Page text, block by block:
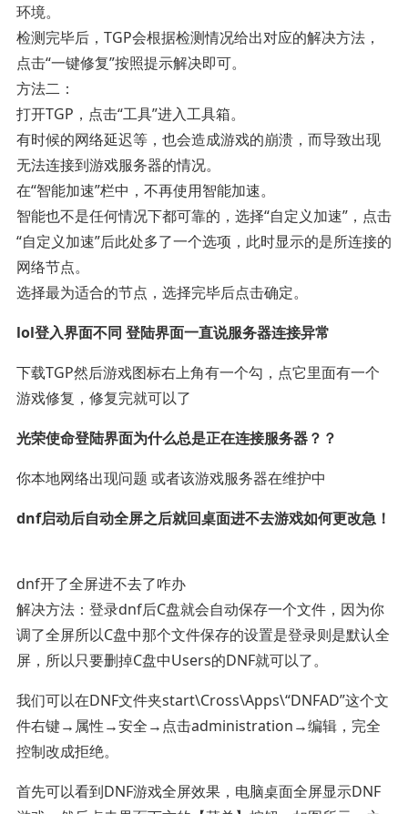
环境。
检测完毕后，TGP会根据检测情况给出对应的解决方法，
点击“一键修复”按照提示解决即可。
方法二：
打开TGP，点击“工具”进入工具箱。
有时候的网络延迟等，也会造成游戏的崩溃，而导致出现
无法连接到游戏服务器的情况。
在“智能加速”栏中，不再使用智能加速。
智能也不是任何情况下都可靠的，选择“自定义加速”，点击
“自定义加速”后此处多了一个选项，此时显示的是所连接的
网络节点。
选择最为适合的节点，选择完毕后点击确定。
lol登入界面不同 登陆界面一直说服务器连接异常
下载TGP然后游戏图标右上角有一个勾，点它里面有一个
游戏修复，修复完就可以了
光荣使命登陆界面为什么总是正在连接服务器？？
你本地网络出现问题 或者该游戏服务器在维护中
dnf启动后自动全屏之后就回桌面进不去游戏如何更改急！
dnf开了全屏进不去了咋办
解决方法：登录dnf后C盘就会自动保存一个文件，因为你
调了全屏所以C盘中那个文件保存的设置是登录则是默认全
屏，所以只要删掉C盘中Users的DNF就可以了。
我们可以在DNF文件夹start\Cross\Apps\“DNFAD”这个文
件右键→属性→安全→点击administration→编辑，完全
控制改成拒绝。
首先可以看到DNF游戏全屏效果，电脑桌面全屏显示DNF